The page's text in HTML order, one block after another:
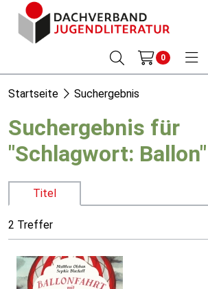
0
Startseite Suchergebnis
Suchergebnis für
"Schlagwort: Ballon"
Titel
2 Treffer